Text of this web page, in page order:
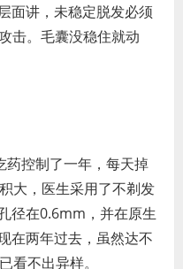
面讲，未稳定脱发必须
击。毛囊没稳住就动
药控制了一年，每天掉
大，医生采用了不剃发
径在0.6mm，并在原生
在两年过去，虽然达不
看不出异样。